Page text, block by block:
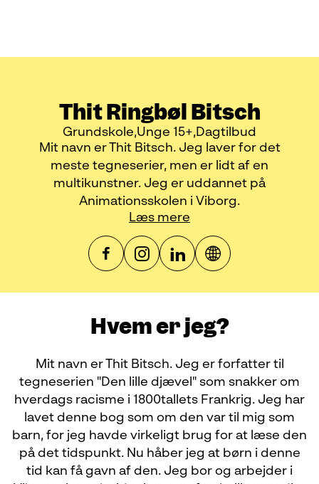
Thit Ringbøl Bitsch
Grundskole Unge 15+ Dagtilbud
Mit navn er Thit Bitsch. Jeg laver for det
meste tegneserier, men er lidt af en
multikunstner. Jeg er uddannet på
Animationsskolen i Viborg.
Læs mere
Hvem er jeg?
Mit navn er Thit Bitsch. Jeg er forfatter til
tegneserien "Den lille djævel" som snakker om
hverdags racisme i 1800tallets Frankrig. Jeg har
lavet denne bog som om den var til mig som
barn, for jeg havde virkeligt brug for at læse den
på det tidspunkt. Nu håber jeg at børn i denne
tid kan få gavn af den. Jeg bor og arbejder i